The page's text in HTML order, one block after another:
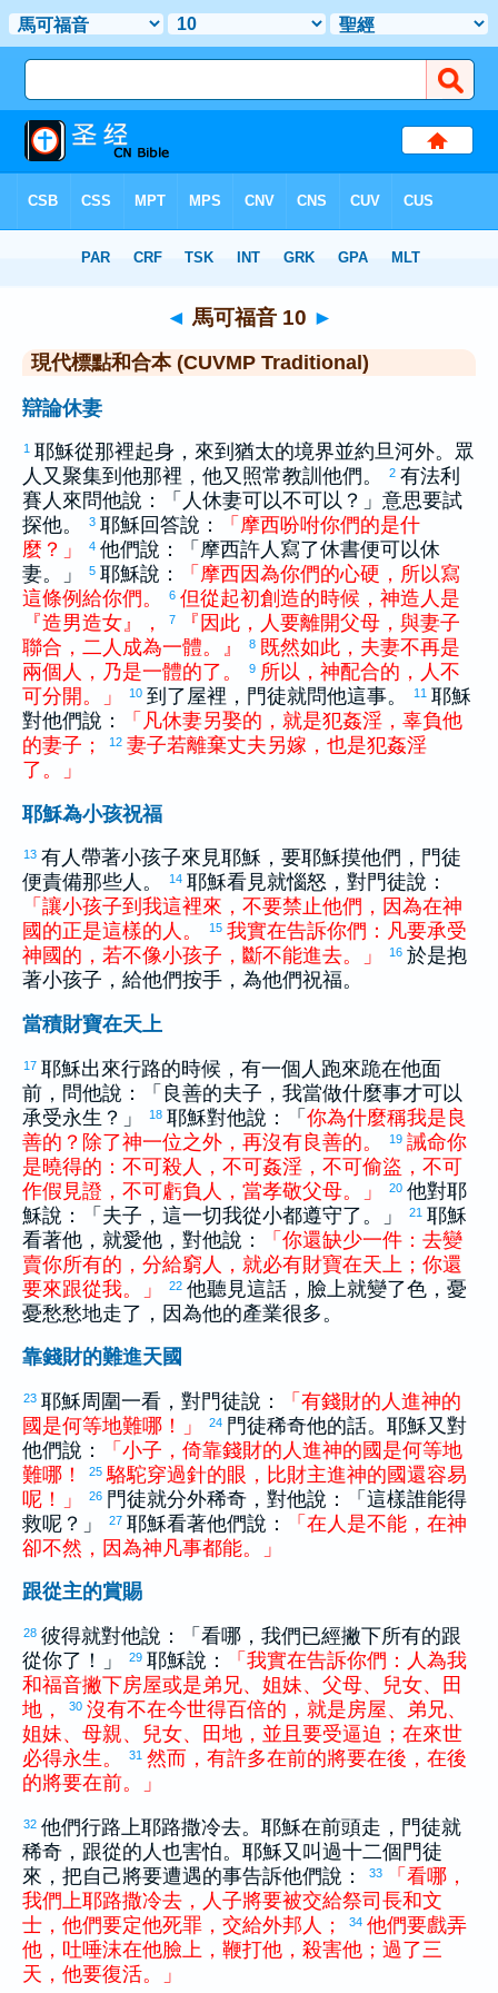
> 馬可福音 10
◄ 馬可福音 10 ►
現代標點和合本 (CUVMP Traditional)
辯論休妻
1 耶穌從那裡起身，來到 猶太的境界並約旦河外。眾
人又聚集到他那裡，他又照常教訓他們。
2 有法利
賽人來問他說：「人休妻可以不可以？」意思要試
探他。
3 耶穌回答說： 「 摩西吩咐你們的是什
麼 ？ 」 4 他們說：「 摩西許人寫了休書便可以休
妻。」
5 耶穌說： 「 摩西因為你們的心硬 ， 所以寫
這條例 給你們。 6 但從起初創造的時候 ， 神造 人 是
『造男造女』 ， 7 『 因此 ， 人要離開父母 ， 與妻子
聯合 ， 二 人 成為一體。 』 8 既然如此 ， 夫妻不再是
兩個 人 ， 乃是一體的了。 9 所以 ， 神配合的 ， 人不
可分開。 」 10 到了屋裡，門徒就問他這事。 11 耶穌
對他們說：
「 凡休妻另娶的 ， 就是犯姦淫 ， 辜負他
的妻子 ； 12 妻子若離棄丈夫另嫁 ， 也是犯姦淫
了。
」
耶穌為小孩祝福
13 有人帶著小孩子來見耶穌，要耶穌摸他們，門徒
便責備那些人。
14 耶穌看見就惱怒，對門徒說：
「 讓小孩子到 我這裡來 ， 不要禁止他們 ， 因為在神
國 的正是這樣的 人 。 15 我實在告訴你們 ： 凡要承受
神 國 的 ， 若不像小孩子 ， 斷不能進去。 」 16 於是抱
著小孩子，給他們按手，為他們祝福。
當積財寶在天上
17 耶穌出來行路的時候，有一個人跑來跪在他面
前，問他說：「良善的夫子，我當做什麼事才可以
承受永生？」
18 耶穌對他說：「 你為什麼稱我是 良
善的 ？ 除了神一位之外 ， 再沒有良善的。 19 誡命你
是曉得的 ： 不可殺人 ， 不可姦淫 ， 不可偷盜 ， 不可
作假 見證 ， 不可虧負 人 ， 當孝敬父母。 」 20 他對耶
穌說：「夫子，這一切我從小都遵守了。」
21 耶穌
看著他，就愛他，對他說：
「 你還缺少一件 ： 去變
賣你所有的 ， 分給窮人 ， 就必有財寶在天上 ； 你還
要來跟從我。 」 22 他聽見這話，臉上就變了色，憂
憂愁愁地走了，因為他的產業很多。
靠錢財的難進天國
23 耶穌周圍一看，對門徒說： 「 有錢財的 人 進神的
國 是何等地難哪 ！ 」 24 門徒稀奇他的話。耶穌又對
他們說：
「 小子 ， 倚靠錢財的 人 進神的國 是何等地
難哪 ！ 25 駱駝穿過針的眼 ， 比財主進神的國還容易
呢 ！ 」 26 門徒就分外稀奇，對他說：「這樣誰能得
救呢？」
27 耶穌看著他們說： 「 在 人 是不能 ， 在神
卻不然 ， 因為神 凡事都能。
」
跟從主的賞賜
28 彼得就對他說：「看哪，我們已經撇下所有的跟
從你了！」
29 耶穌說： 「 我實在告訴你們 ： 人 為我
和福音撇下房屋或是弟兄、 姐妹、 父母、 兒女、
田
地 ， 30 沒有不在今世得百倍的 ， 就是房屋、 弟兄、
姐妹、 母親、 兒女、 田地 ， 並且 要受逼迫 ； 在來世
必得永生 。 31 然而 ， 有許多在前的將要在後 ， 在後
的將要在前。 」
32 他們行路上耶路撒冷去。耶穌在前頭走，門徒就
稀奇，跟從的人也害怕。耶穌又叫過十二個門徒
來，把自己將要遭遇的事告訴他們說：
33 「 看哪 ，
我們 上耶路撒冷去 ， 人子將要被交給祭司長和文
士 ， 他們要定他死罪 ， 交給外邦人 ； 34 他們要戲弄
他 ， 吐唾沫在他臉 上 ， 鞭打他 ， 殺害他 ； 過了三
天 ， 他要復活。 」